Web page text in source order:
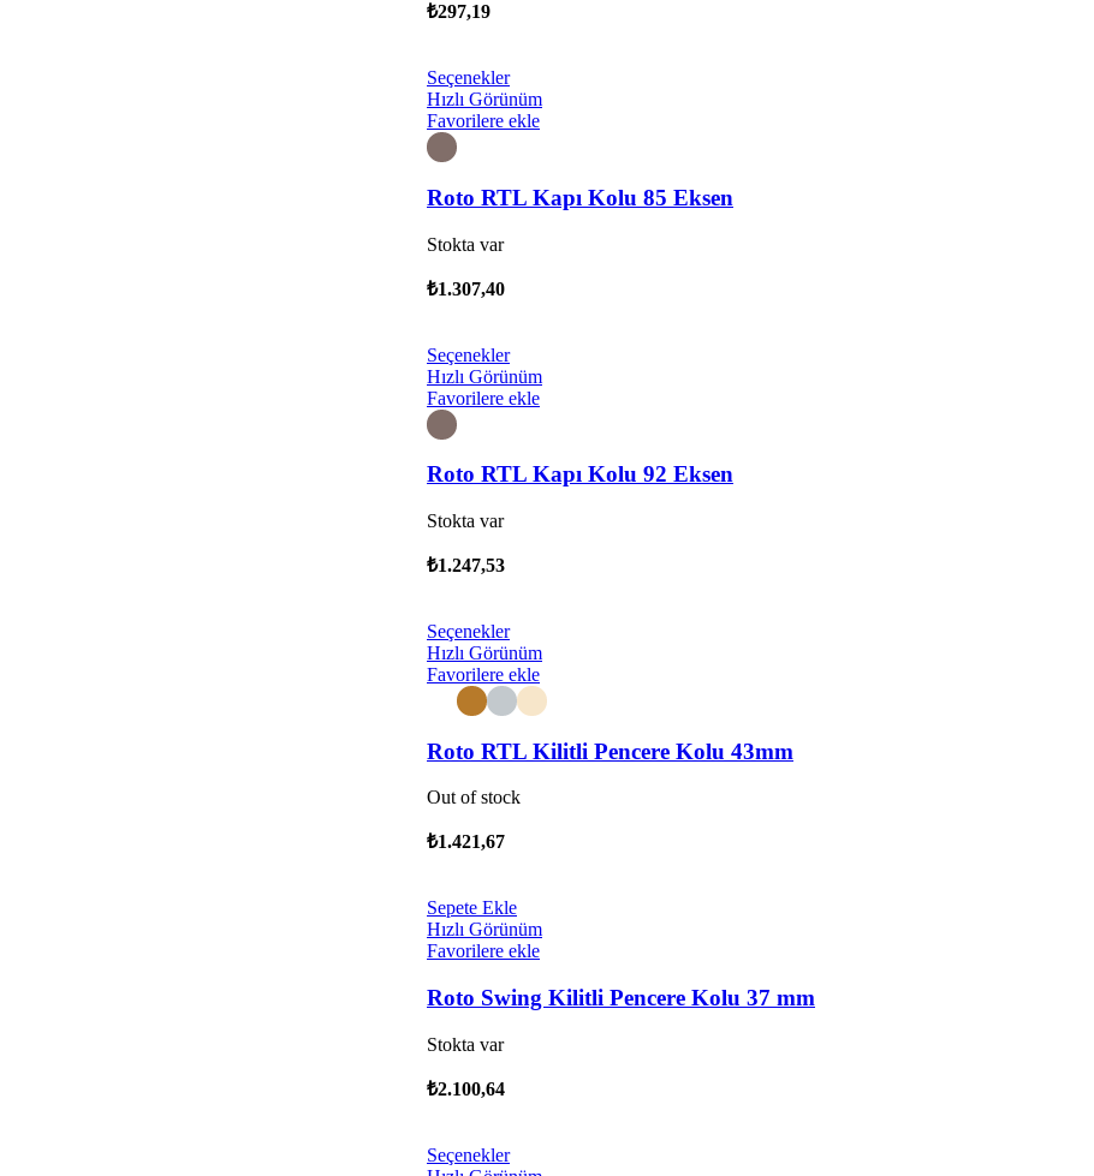
₺297,19
Seçenekler
Hızlı Görünüm
Favorilere ekle
Roto RTL Kapı Kolu 85 Eksen
Stokta var
₺1.307,40
Seçenekler
Hızlı Görünüm
Favorilere ekle
Roto RTL Kapı Kolu 92 Eksen
Stokta var
₺1.247,53
Seçenekler
Hızlı Görünüm
Favorilere ekle
Roto RTL Kilitli Pencere Kolu 43mm
Out of stock
₺1.421,67
Sepete Ekle
Hızlı Görünüm
Favorilere ekle
Roto Swing Kilitli Pencere Kolu 37 mm
Stokta var
₺2.100,64
Seçenekler